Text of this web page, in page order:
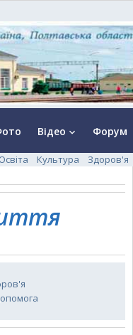
Відео keyboard_arrow_down Форум
Освіта Культура Здоров'я